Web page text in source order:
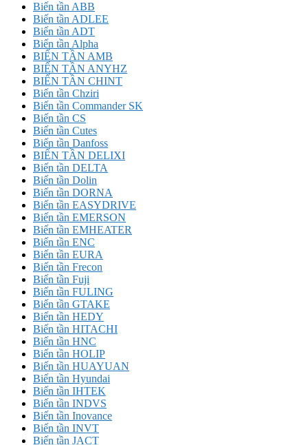
Biến tần ABB
Biến tần ADLEE
Biến tần ADT
Biến tần Alpha
BIẾN TẦN AMB
BIẾN TẦN ANYHZ
BIẾN TẦN CHINT
Biến tần Chziri
Biến tần Commander SK
Biến tần CS
Biến tần Cutes
Biến tần Danfoss
BIẾN TẦN DELIXI
Biến tần DELTA
Biến tần Dolin
Biến tần DORNA
Biến tần EASYDRIVE
Biến tần EMERSON
Biến tần EMHEATER
Biến tần ENC
Biến tần EURA
Biến tần Frecon
Biến tần Fuji
Biến tần FULING
Biến tần GTAKE
Biến tần HEDY
Biến tần HITACHI
Biến tần HNC
Biến tần HOLIP
Biến tần HUAYUAN
Biến tần Hyundai
Biến tần IHTEK
Biến tần INDVS
Biến tần Inovance
Biến tần INVT
Biến tần JACT